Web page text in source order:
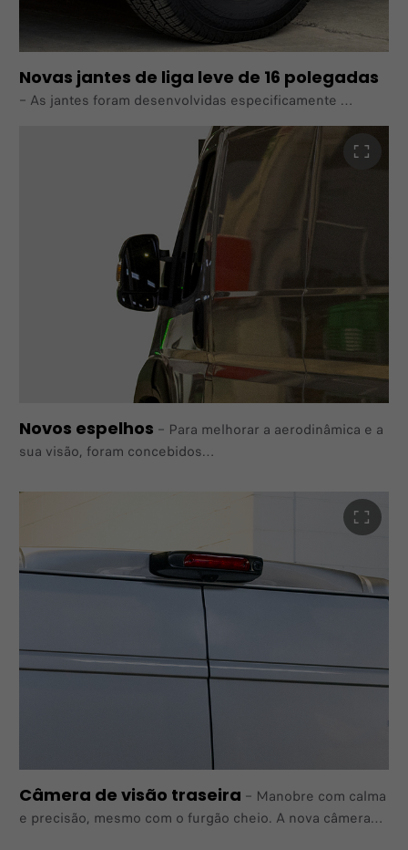
Novas jantes de liga leve de 16 polegadas
– As jantes foram desenvolvidas especificamente
para as versões 100% elétricas do Ducato. Foi dada
especial atenção à sua eficiência aerodinâmica
para otimizar o desempenho.
Novos espelhos – Para melhorar a aerodinâmica e a
sua visão, foram concebidos
Câmera de visão traseira – Manobre com calma
e precisão, mesmo com o furgão cheio. A nova câmera